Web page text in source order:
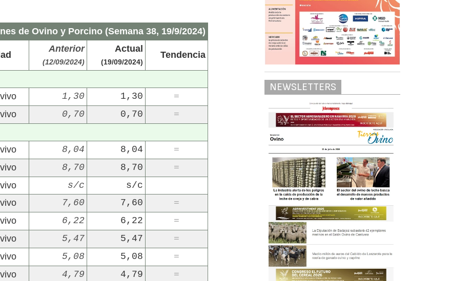
de Ovino y Porcino (Semana 38, 19/9/2024)
Anterior
(12/09/2024)
Actual
(19/09/2024)
Tendencia
1,30 1,30
=
0,70 0,70
=
8,04 8,04
=
8,70 8,70
=
s/c
s/c
7,60 7,60
=
6,22 6,22
=
5,47 5,47
=
5,08 5,08
=
4,79 4,79
=
NEWSLETTERS